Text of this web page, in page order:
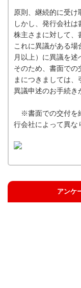
原則、継続的に受け
しかし、発行会社
株主さまに対して、
これに異議がある
月以上）に異議を
そのため、書面での
まにつきましては、
異議申述のお手続き
※書面での交付を
行会社によって異な
アンケ